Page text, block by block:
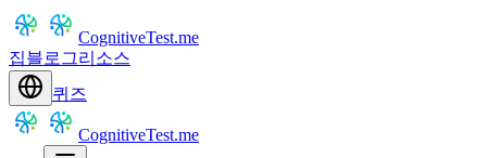
CognitiveTest.me
집블로그리소스
퀴즈
CognitiveTest.me